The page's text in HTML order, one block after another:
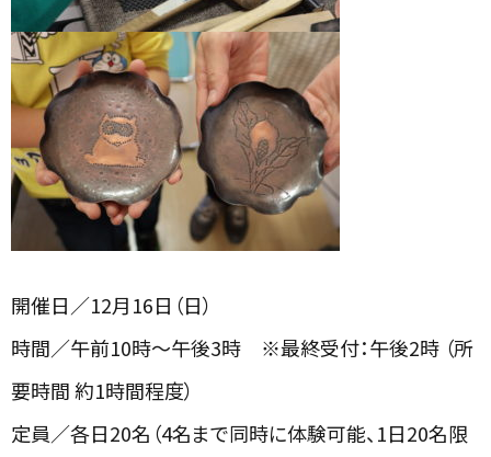
開催日／12月16日（日）
時間／午前10時～午後3時 ※最終受付：午後2時 （所
要時間 約1時間程度）
定員／各日20名（4名まで同時に体験可能、1日20名限